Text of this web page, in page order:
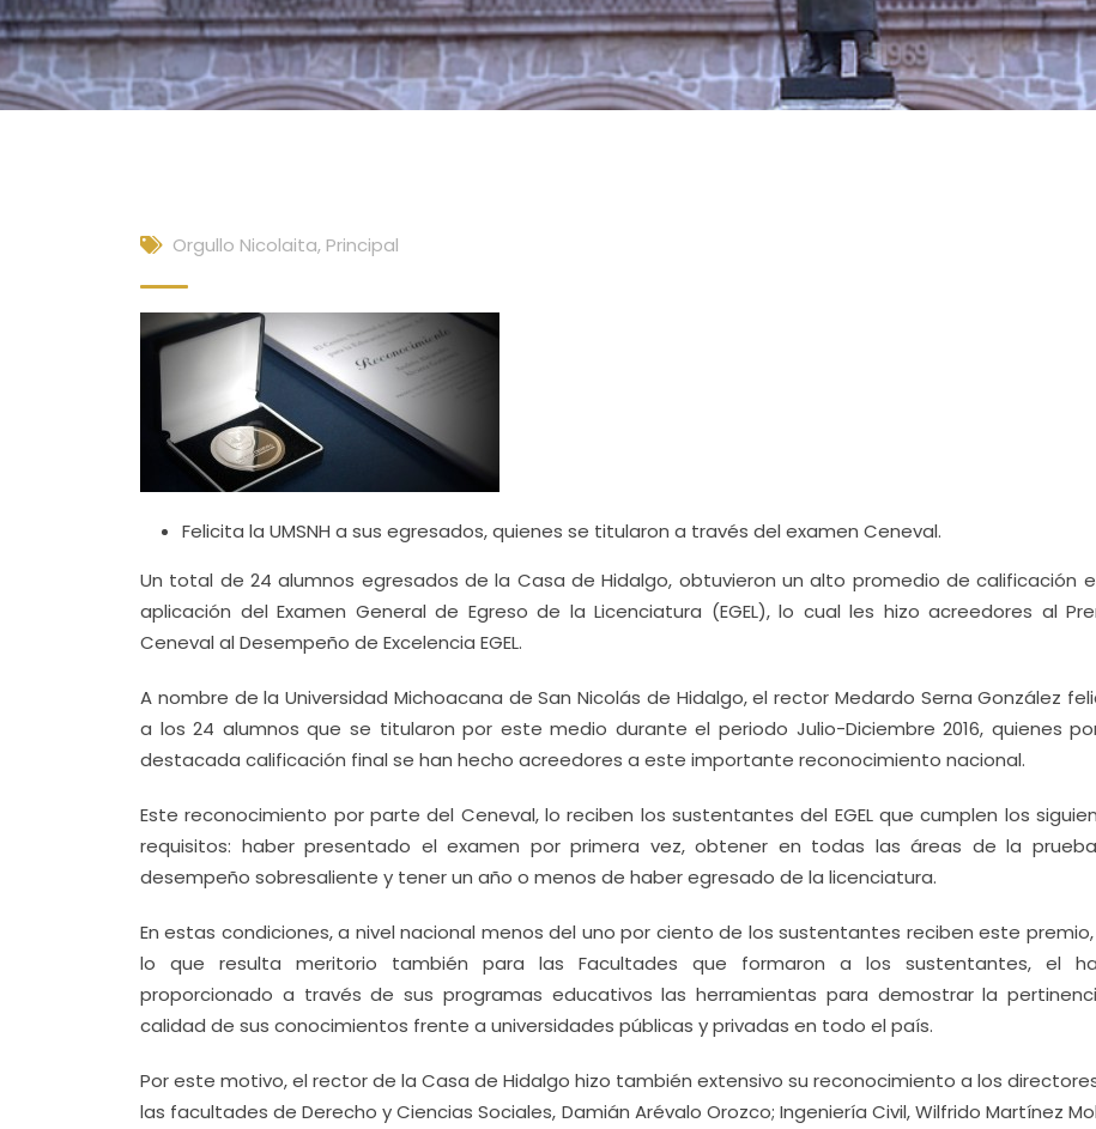
Orgullo Nicolaita, Principal
Felicita la UMSNH a sus egresados, quienes se titularon a través del examen Ceneval.
Un total de 24 alumnos egresados de la Casa de Hidalgo, obtuvieron un alto promedio de calificación
aplicación del Examen General de Egreso de la Licenciatura (EGEL), lo cual les hizo acreedores al
Ceneval al Desempeño de Excelencia EGEL.
A nombre de la Universidad Michoacana de San Nicolás de Hidalgo, el rector Medardo Serna González
a los 24 alumnos que se titularon por este medio durante el periodo Julio-Diciembre 2016, quienes
destacada calificación final se han hecho acreedores a este importante reconocimiento nacional.
Este reconocimiento por parte del Ceneval, lo reciben los sustentantes del EGEL que cumplen los
requisitos: haber presentado el examen por primera vez, obtener en todas las áreas de la
desempeño sobresaliente y tener un año o menos de haber egresado de la licenciatura.
En estas condiciones, a nivel nacional menos del uno por ciento de los sustentantes reciben este
lo que resulta meritorio también para las Facultades que formaron a los sustentantes, el
proporcionado a través de sus programas educativos las herramientas para demostrar la
calidad de sus conocimientos frente a universidades públicas y privadas en todo el país.
Por este motivo, el rector de la Casa de Hidalgo hizo también extensivo su reconocimiento a los
las facultades de Derecho y Ciencias Sociales, Damián Arévalo Orozco; Ingeniería Civil, Wilfrido Martínez